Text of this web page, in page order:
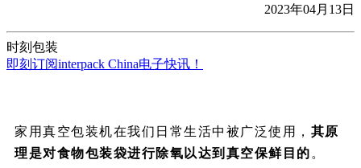
2023年04月13日
时刻包装
即刻订阅interpack China电子快讯！
家用真空包装机在我们日常生活中被广泛使用， 其原
理是对食物包装袋进行除氧以达到真空保鲜目的 。